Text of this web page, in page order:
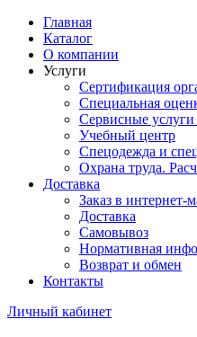
Главная
Каталог
О компании
Услуги
Сертификация
Специальная
Сервисные услуги
Учебный центр
Спецодежда и
Охрана труда.
Доставка
Заказ в интернет-
Доставка
Самовывоз
Нормативная
Возврат и обмен
Контакты
Личный кабинет